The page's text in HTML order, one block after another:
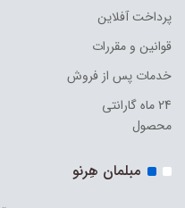
پرداخت آفلاین
قوانین و مقررات
خدمات پس از فروش
24 ماه گارانتی
محصول
مبلمان هِرنو